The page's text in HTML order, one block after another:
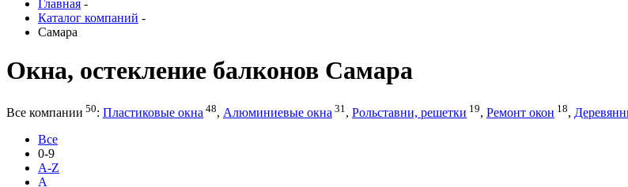
Главная -
Каталог компаний -
Самара
Окна, остекление балконов Самара
Все компании 50: Пластиковые окна 48, Алюминиевые окна 31 , Рольставни, решетки 19, Ремонт окон 18,
Все
0-9
A-Z
А